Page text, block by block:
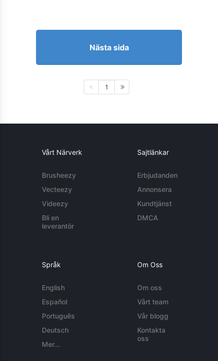
Nästa sida
1
Vårt Närverk
Brusheezy
Vecteezy
Videezy
Bli en
leverantör
Sajtlänkar
Erbjudanden
Annonsera
Kundtjänst
DMCA
Språk
English
Español
Português
Deutsch
Mer...
Om Oss
Om oss
Vårt team
Vår blogg
Kontakta
oss